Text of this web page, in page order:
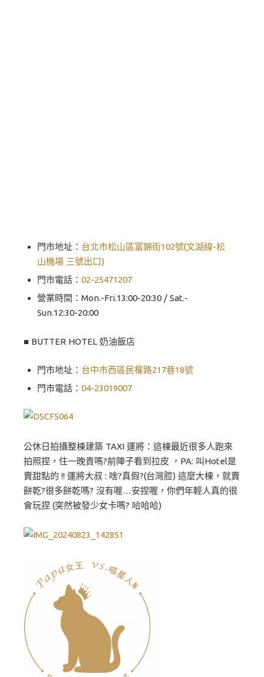
門市地址： 台北市松山區富錦街102號(文湖線-松
山機場 三號出口)
門市電話： 02-25471207
營業時間：Mon.-Fri.13:00-20:30 / Sat.-
Sun.12:30-20:00
■ BUTTER HOTEL 奶油飯店
門市地址： 台中市西區民權路217巷18號
門市電話： 04-23019007
公休日拍攝整棟建築 TAXI 運將：這棟最近很多人跑來
拍照捏，住一晚貴嗎?前陣子看到拉皮 ，PA: 叫Hotel是
賣甜點的 !! 運將大叔 : 啥?真假?(台灣腔) 這麼大棟，就賣
餅乾?很多餅乾嗎? 沒有喔…安捏喔，你們年輕人真的很
會玩捏 (突然被發少女卡嗎? 哈哈哈)